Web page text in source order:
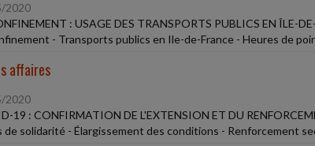
2020
: USAGE DES TRANSPORTS PUBLICS EN ÎLE-
- Transports publics en Ile-de-France - Heures de
affaires
2020
19 : CONFIRMATION DE L'EXTENSION ET DU
de solidarité - Élargissement des conditions - Renforcement